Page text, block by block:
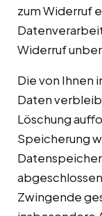
zum Widerruf
Widerruf
Die von Ihnen
Daten
Löschung
Speicherung
Zwingende